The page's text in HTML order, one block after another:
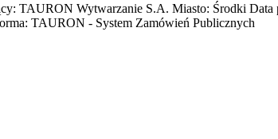
TAURON Wytwarzanie S.A. Miasto: Środki
TAURON - System Zamówień Publicznych